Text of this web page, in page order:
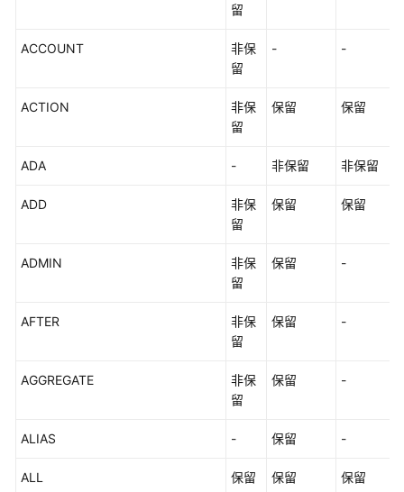
DWS
字
留
ACCOUNT
非保
留
- -
ACTION
非保
留
保留 保留
ADA - 非保留 非保留
ADD
非保
留
保留 保留
ADMIN
非保
留
保留 -
AFTER
非保
留
保留 -
AGGREGATE
非保
留
保留 -
ALIAS - 保留 -
ALL 保留 保留 保留